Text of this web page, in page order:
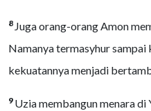
8 Juga orang-orang Amon
Namanya termasyhur sampai
kekuatannya menjadi
9 Uzia membangun menara di